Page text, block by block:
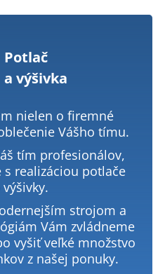
Potlač
a výšivka
nielen o firemné
Vášho tímu.
tím profesionálov,
realizáciou potlače
strojom a
Vám zvládneme
vyšiť veľké množstvo
z našej ponuky.